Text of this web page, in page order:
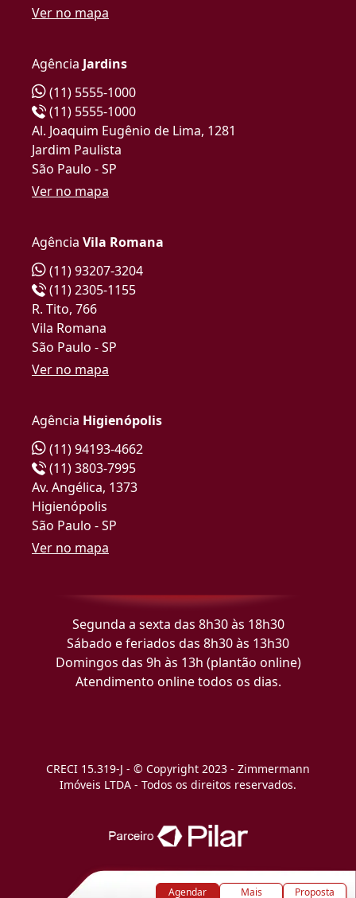
Agendar
Mais
Proposta
Ver no mapa
Agência Jardins
(11) 5555-1000
(11) 5555-1000
Al. Joaquim Eugênio de Lima, 1281
Jardim Paulista
São Paulo - SP
Ver no mapa
Agência Vila Romana
(11) 93207-3204
(11) 2305-1155
R. Tito, 766
Vila Romana
São Paulo - SP
Ver no mapa
Agência Higienópolis
(11) 94193-4662
(11) 3803-7995
Av. Angélica, 1373
Higienópolis
São Paulo - SP
Ver no mapa
Segunda a sexta das 8h30 às 18h30
Sábado e feriados das 8h30 às 13h30
Domingos das 9h às 13h (plantão online)
Atendimento online todos os dias.
CRECI 15.319-J - © Copyright 2023 - Zimmermann
Imóveis LTDA - Todos os direitos reservados.